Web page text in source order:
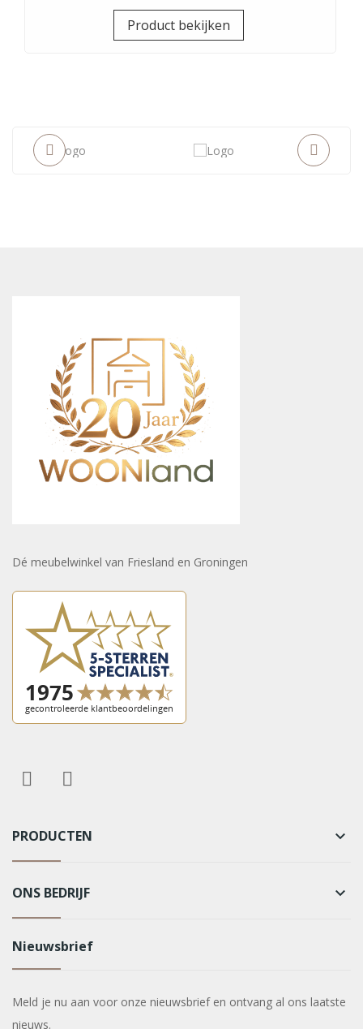
Product bekijken
Dé meubelwinkel van Friesland en Groningen
PRODUCTEN keyboard_arrow_down
ONS BEDRIJF keyboard_arrow_down
Nieuwsbrief
Meld je nu aan voor onze nieuwsbrief en ontvang al ons laatste
nieuws.